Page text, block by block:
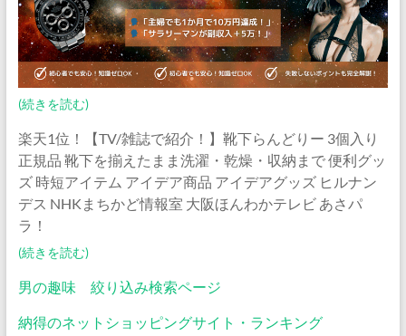
(続きを読む)
楽天1位！【TV/雑誌で紹介！】靴下らんどりー 3個入り
正規品 靴下を揃えたまま洗濯・乾燥・収納まで 便利グッ
ズ 時短アイテム アイデア商品 アイデアグッズ ヒルナン
デス NHKまちかど情報室 大阪ほんわかテレビ あさパ
ラ！
(続きを読む)
男の趣味 絞り込み検索ページ
納得のネットショッピングサイト・ランキング